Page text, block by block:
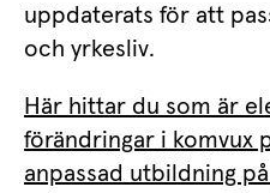
uppdaterats för att
och yrkesliv.
Här hittar du som är
förändringar i komvux
anpassad utbildning